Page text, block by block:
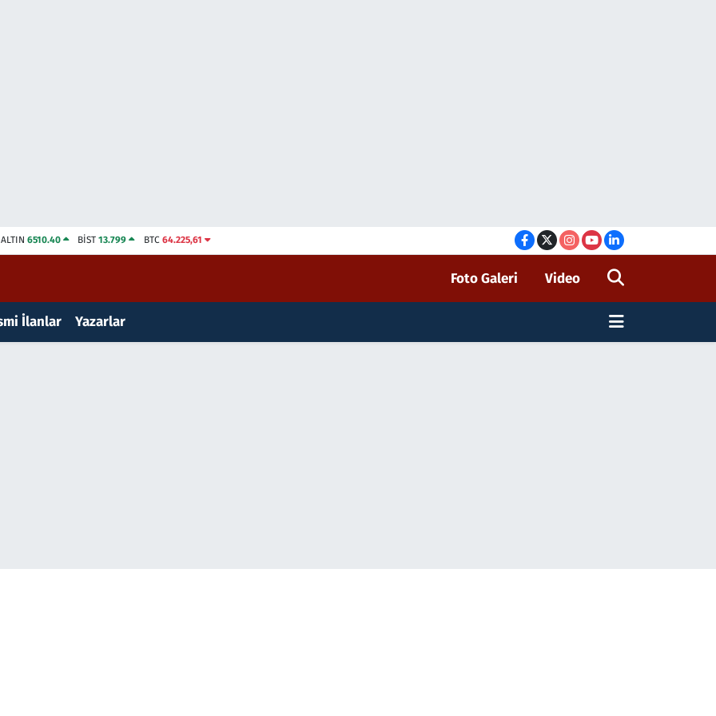
ALTIN 6510.40 BİST13.799 BTC 64.225,61
Foto Galeri Video
İlanlar Yazarlar